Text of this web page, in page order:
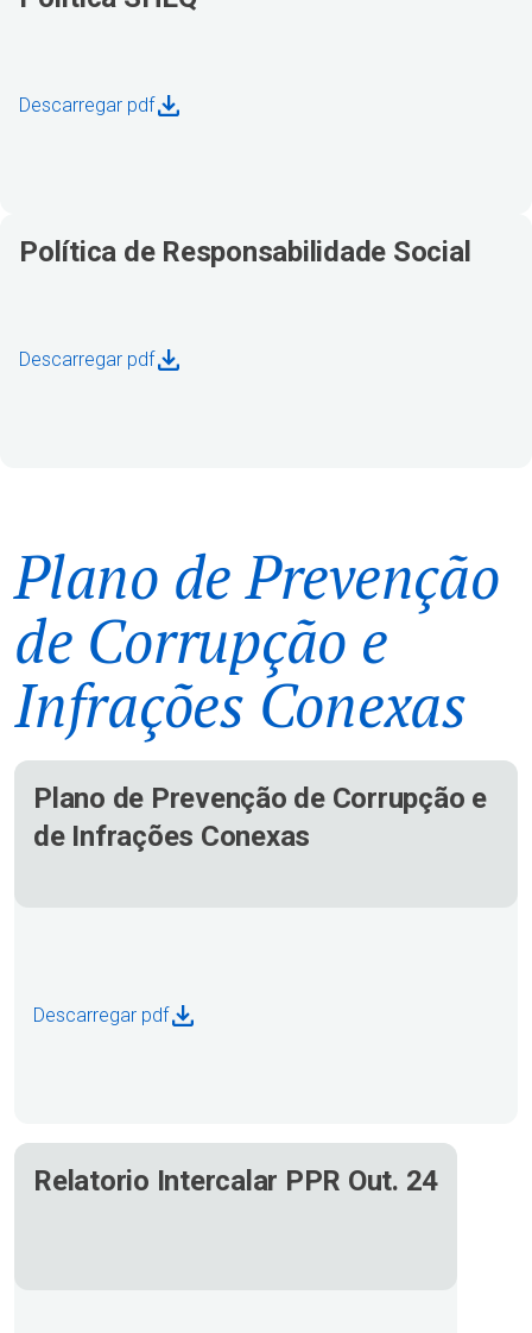
Descarregar pdf
Política de Responsabilidade Social
Descarregar pdf
Plano de Prevenção
de Corrupção e
Infrações Conexas
Plano de Prevenção de Corrupção e
de Infrações Conexas
Descarregar pdf
Relatorio Intercalar PPR Out. 24